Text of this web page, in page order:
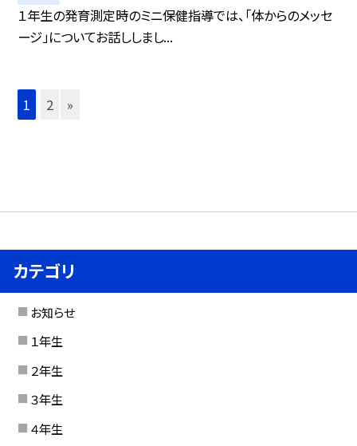
１年生の発育測定時のミニ保健指導では、「体からのメッセ
ージ」についてお話ししまし...
1 2 »
カテゴリ
お知らせ
１年生
２年生
３年生
４年生